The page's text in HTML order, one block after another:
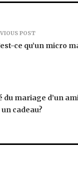
POST
ce qu’un micro
du mariage d’un
cadeau?